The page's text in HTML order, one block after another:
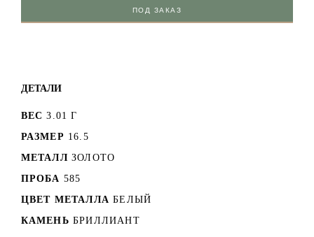
ПОД ЗАКАЗ
ДЕТАЛИ
ВЕС 3.01 Г
РАЗМЕР 16.5
МЕТАЛЛ ЗОЛОТО
ПРОБА 585
ЦВЕТ МЕТАЛЛА БЕЛЫЙ
КАМЕНЬ БРИЛЛИАНТ